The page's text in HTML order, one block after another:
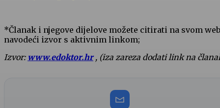
*Članak i njegove dijelove možete citirati na svom
navodeći izvor s aktivnim linkom;
Izvor: www.edoktor.hr, (iza zareza dodati link na